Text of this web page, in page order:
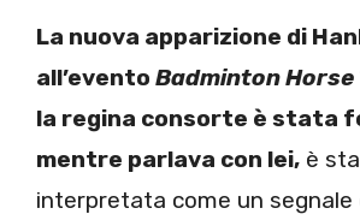
La nuova apparizione di
all’evento Badminton Horse
la regina consorte è stata
mentre parlava con lei, è
interpretata come un segnale